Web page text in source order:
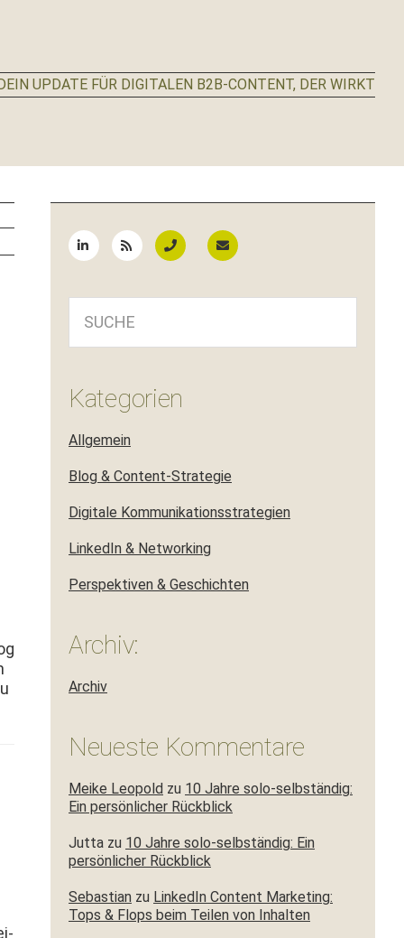
UPDATE FÜR DIGITALEN B2B-CONTENT, DER WIRKT
Kategorien
Allgemein
Blog & Content-Strategie
Digitale Kommunikationsstrategien
LinkedIn & Networking
Perspektiven & Geschichten
Archiv:
Archiv
Neueste Kommentare
Meike Leopold zu 10 Jahre solo-selbständig:
Ein persönlicher Rückblick
Jutta zu 10 Jahre solo-selbständig: Ein
persönlicher Rückblick
Sebastian zu LinkedIn Content Marketing:
Tops & Flops beim Teilen von Inhalten